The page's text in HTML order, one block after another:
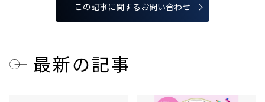
この記事に関するお問い合わせ
最新の記事